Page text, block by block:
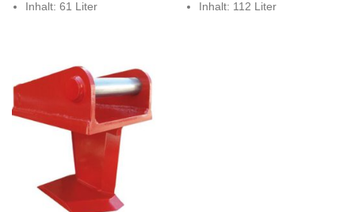
Inhalt: 61 Liter
Inhalt: 112 Liter